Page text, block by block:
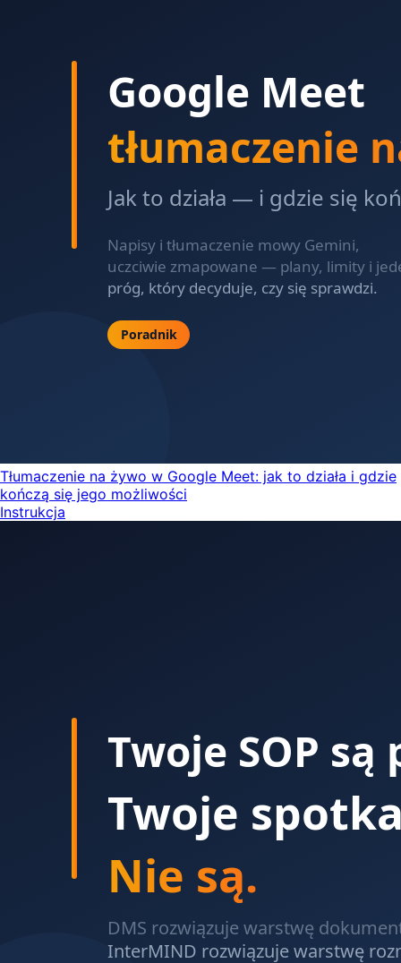
Tłumaczenie na żywo w Google Meet: jak to działa i gdzie
kończą się jego możliwości
Instrukcja